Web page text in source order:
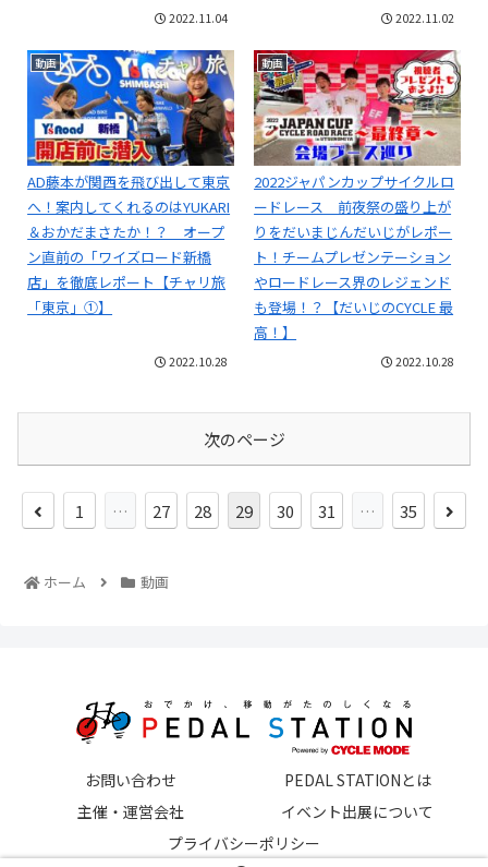
2022.11.04 2022.11.02
動画
AD藤本が関西を飛び出して東京
へ！案内してくれるのはYUKARI
＆おかだまさたか！？ オープ
ン直前の「ワイズロード新橋
店」を徹底レポート【チャリ旅
「東京」①】
2022.10.28
動画
2022ジャパンカップサイクルロ
ードレース 前夜祭の盛り上が
りをだいまじんだいじがレポー
ト！チームプレゼンテーション
やロードレース界のレジェンド
も登場！？【だいじのCYCLE 最
高！】
2022.10.28
次のページ
1 … 27 28 29 30 31 … 35
ホーム 動画
お問い合わせ
PEDAL STATIONとは
主催・運営会社
イベント出展について
プライバシーポリシー